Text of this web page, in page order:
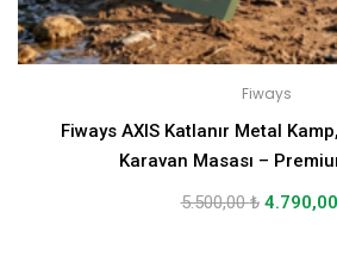
Fiways
Fiways AXIS Katlanır Metal
Karavan Masası –
5.500,00₺ 4.790,00